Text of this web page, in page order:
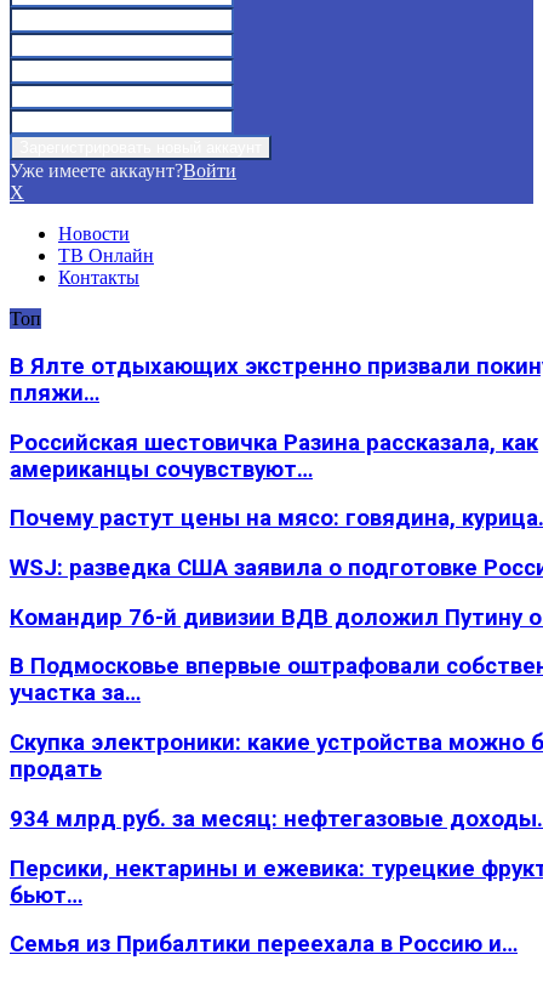
Уже имеете аккаунт?Войти
X
Новости
ТВ Онлайн
Контакты
Топ
В Ялте отдыхающих экстренно призвали
пляжи…
Российская шестовичка Разина рассказала, как
американцы сочувствуют…
Почему растут цены на мясо: говядина,
WSJ: разведка США заявила о подготовке
Командир 76-й дивизии ВДВ доложил Путину
В Подмосковье впервые оштрафовали
участка за…
Скупка электроники: какие устройства можно
продать
934 млрд руб. за месяц: нефтегазовые
Персики, нектарины и ежевика: турецкие
бьют…
Семья из Прибалтики переехала в Россию и…